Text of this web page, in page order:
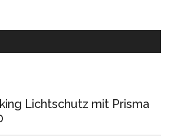
Lichtschutz mit Prisma